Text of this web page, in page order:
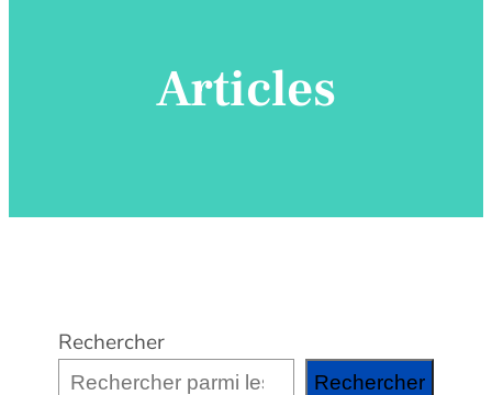
Articles
Rechercher
Rechercher